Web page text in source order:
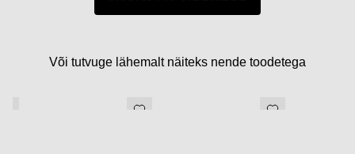
Või tutvuge lähemalt näiteks nende toodetega